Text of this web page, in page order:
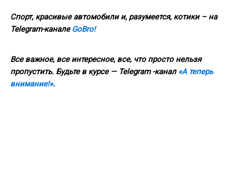
Спорт, красивые автомобили и, разумеется, котики – на
Telegram-канале GoBro!
Все важное, все интересное, все, что просто нельзя
пропустить. Будьте в курсе — Telegram -канал «А теперь
внимание!».